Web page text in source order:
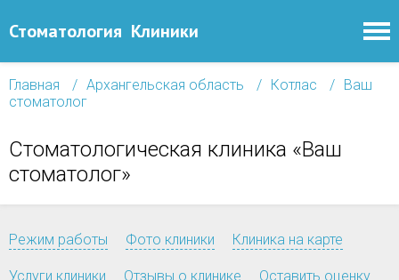
Стоматология Клиники
Главная Архангельская область Котлас
Ваш
стоматолог
Стоматологическая клиника «Ваш
стоматолог»
Режим работы Фото клиники Клиника на карте
Услуги клиники Отзывы о клинике Оставить оценку